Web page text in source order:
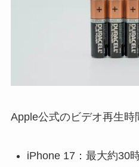
Apple公式のビデオ再生時
iPhone 17：最大約30